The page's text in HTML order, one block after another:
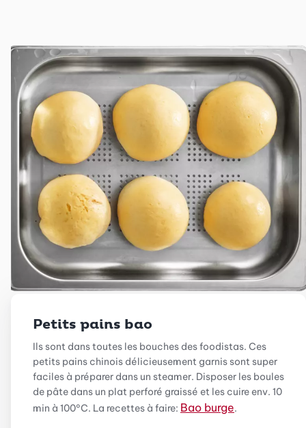
Pommes de terre en robe de champs
Asperges
Faire fonder le chocolat
Petits pains bao
Ils sont dans toutes les bouches des foodistas. Ces
petits pains chinois délicieusement garnis sont super
faciles à préparer dans un steamer. Disposer les boules
de pâte dans un plat perforé graissé et les cuire env. 10
min à 100°C. La recettes à faire: Bao burge.